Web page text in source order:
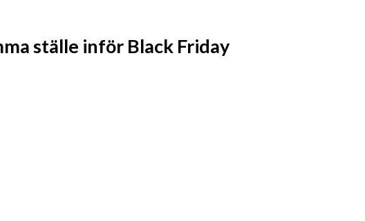
ställe inför Black Friday